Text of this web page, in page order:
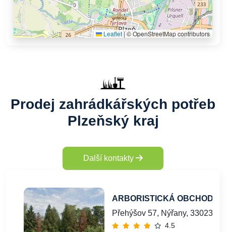
Leaflet |© OpenStreetMap contributors
Prodej zahrádkářských potřeb
Plzeňský kraj
Další kontakty
ARBORISTICKÁ OBCHODNÍ
Přehýšov 57, Nýřany, 33023
4.5